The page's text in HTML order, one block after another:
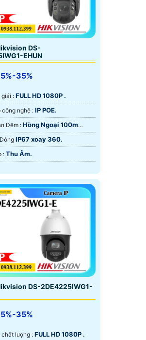
lọc hồng ngoại ICR.
cầu giám sát ngày đêm
án lắp camera cho
DS-
EHUN
5%-35%
giải : FULL HD 1080P .
🤖️ Tích hợp công nghệ : IP POE.
🌙 Video Ban Đêm : Hồng Ngoại 100m
Smart IR.
DòngIP67 xoay 360.
️🔔 Tích Hợp : Thu Âm.
DS-2DE4225IWG1-
5%-35%
chất lượng : FULL HD 1080P .